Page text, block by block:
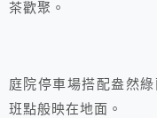
茶歡聚。
庭院停車場搭配盎然
班點般映在地面。